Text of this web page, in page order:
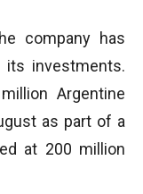
company has
investments.
Argentine
as part of a
at 200 million